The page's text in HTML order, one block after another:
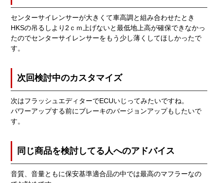
センターサイレンサーが大きくて車高調と組み合わせたとき
HKSの吊るしより2ｃｍ上げないと最低地上高が確保できなかっ
たのでセンターサイレンサーをもう少し薄くしてほしかったで
す。
次回検討中のカスタマイズ
次はフラッシュエディターでECUいじってみたいですね。
パワーアップする前にブレーキのバージョンアップもしたいで
す。
同じ商品を検討してる人へのアドバイス
音質、音量ともに保安基準適合品の中では最高のマフラーなの